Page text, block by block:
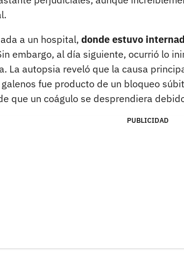
a un hospital, donde estuvo
embargo, al día siguiente, ocurrió lo
La autopsia reveló que la causa
fue producto de un bloqueo
que un coágulo se desprendiera
PUBLICIDAD